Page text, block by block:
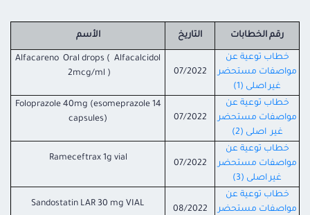
رقم الخطابات التاريخ الأسم
خطاب توعية عن
مواصفات مستحضر
غير اصلى (1)
07/2022
Alfacareno Oral drops ( Alfacalcidol
2mcg/ml )
خطاب توعية عن
مواصفات مستحضر
غير اصلى (2)
07/2022
Foloprazole 40mg (esomeprazole 14
capsules)
خطاب توعية عن
مواصفات مستحضر
غير اصلى (3)
07/2022
Rameceftrax 1g vial
خطاب توعية عن
مواصفات مستحضر
08/2022
Sandostatin LAR 30 mg VIAL